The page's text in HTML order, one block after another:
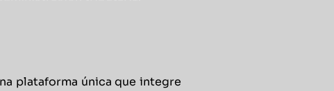
plataforma única que integre